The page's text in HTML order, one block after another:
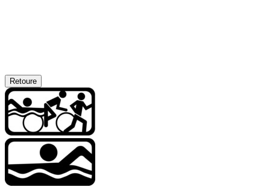
Retoure